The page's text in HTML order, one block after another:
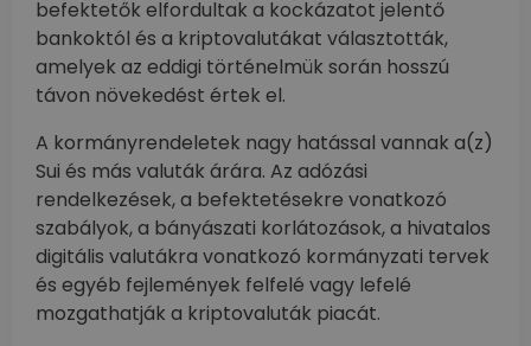
befektetők elfordultak a kockázatot jelentő
bankoktól és a kriptovalutákat választották,
amelyek az eddigi történelmük során hosszú
távon növekedést értek el.
A kormányrendeletek nagy hatással vannak a(z)
Sui és más valuták árára. Az adózási
rendelkezések, a befektetésekre vonatkozó
szabályok, a bányászati korlátozások, a hivatalos
digitális valutákra vonatkozó kormányzati tervek
és egyéb fejlemények felfelé vagy lefelé
mozgathatják a kriptovaluták piacát.